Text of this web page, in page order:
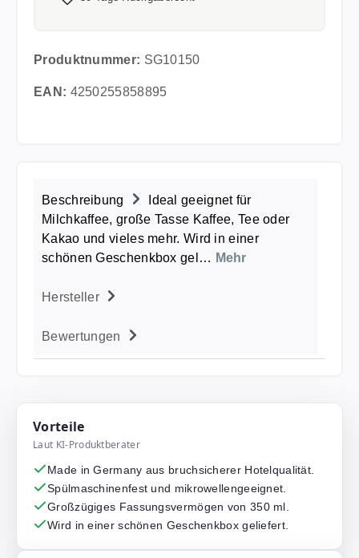
Produktnummer: SG10150
EAN: 4250255858895
Beschreibung
Ideal geeignet für
Milchkaffee, große Tasse Kaffee, Tee oder
Kakao und vieles mehr. Wird in einer
schönen Geschenkbox gel… Mehr
Hersteller
Bewertungen
Vorteile
Laut KI-Produktberater
Made in Germany aus bruchsicherer Hotelqualität.
Spülmaschinenfest und mikrowellengeeignet.
Großzügiges Fassungsvermögen von 350 ml.
Wird in einer schönen Geschenkbox geliefert.